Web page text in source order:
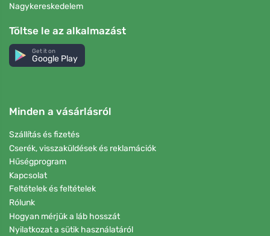
Nagykereskedelem
Töltse le az alkalmazást
Get it on
Google Play
Minden a vásárlásról
Szállítás és fizetés
Cserék, visszaküldések és reklamációk
Hűségprogram
Kapcsolat
Feltételek és feltételek
Rólunk
Hogyan mérjük a láb hosszát
Nyilatkozat a sütik használatáról